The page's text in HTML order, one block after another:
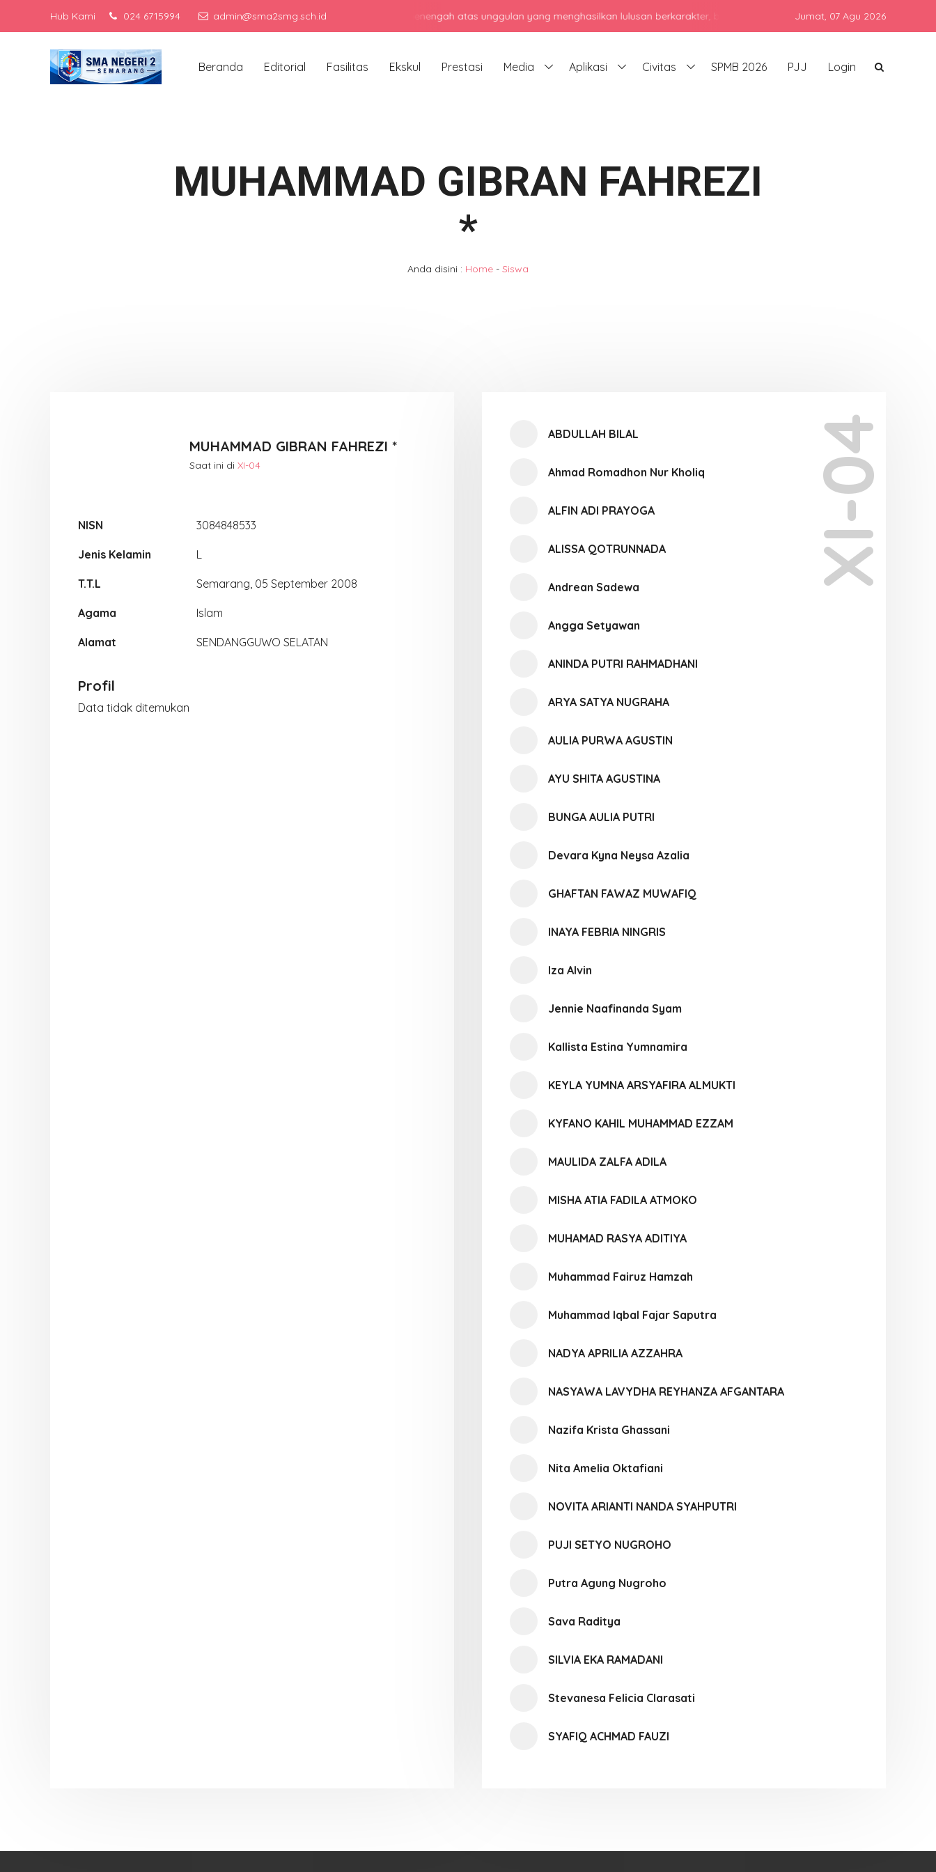
Hub Kami 024 6715994 admin@sma2smg.sch.idMenjadi sekolah menengah atas unggulan yang menghasilkan lulusan berkarakter, berprestasi, dan siap bersaing di era global dengan
Jumat, 07 Agu 2026
Beranda Editorial Fasilitas Ekskul Prestasi Media Aplikasi Civitas SPMB 2026 PJJ Login
MUHAMMAD GIBRAN FAHREZI
*
Anda disini : Home - Siswa
MUHAMMAD GIBRAN FAHREZI *
Saat ini di XI-04
NISN 3084848533
Jenis Kelamin L
T.T.L Semarang, 05 September 2008
Agama Islam
Alamat SENDANGGUWO SELATAN
Profil
Data tidak ditemukan
XI-04
ABDULLAH BILAL
Ahmad Romadhon Nur Kholiq
ALFIN ADI PRAYOGA
ALISSA QOTRUNNADA
Andrean Sadewa
Angga Setyawan
ANINDA PUTRI RAHMADHANI
ARYA SATYA NUGRAHA
AULIA PURWA AGUSTIN
AYU SHITA AGUSTINA
BUNGA AULIA PUTRI
Devara Kyna Neysa Azalia
GHAFTAN FAWAZ MUWAFIQ
INAYA FEBRIA NINGRIS
Iza Alvin
Jennie Naafinanda Syam
Kallista Estina Yumnamira
KEYLA YUMNA ARSYAFIRA ALMUKTI
KYFANO KAHIL MUHAMMAD EZZAM
MAULIDA ZALFA ADILA
MISHA ATIA FADILA ATMOKO
MUHAMAD RASYA ADITIYA
Muhammad Fairuz Hamzah
Muhammad Iqbal Fajar Saputra
NADYA APRILIA AZZAHRA
NASYAWA LAVYDHA REYHANZA AFGANTARA
Nazifa Krista Ghassani
Nita Amelia Oktafiani
NOVITA ARIANTI NANDA SYAHPUTRI
PUJI SETYO NUGROHO
Putra Agung Nugroho
Sava Raditya
SILVIA EKA RAMADANI
Stevanesa Felicia Clarasati
SYAFIQ ACHMAD FAUZI